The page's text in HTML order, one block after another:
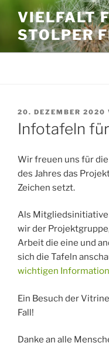
Inhalt
springen
VIELFALT
STOLPER
VERÖFFENTLICHT
AM
20. DEZEMBER 2020
Infotafeln
Wir freuen uns für die
des Jahres das
Zeichen setzt.
Als Mitgliedsinitiative
wir der
Arbeit die eine und
sich die Tafeln
wichtigen
Ein Besuch der
Fall!
Danke an alle